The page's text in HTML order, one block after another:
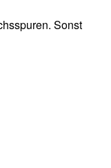
Sonst